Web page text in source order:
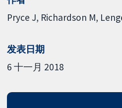
Pryce J Richardson M
发表日期
6 十一月 2018